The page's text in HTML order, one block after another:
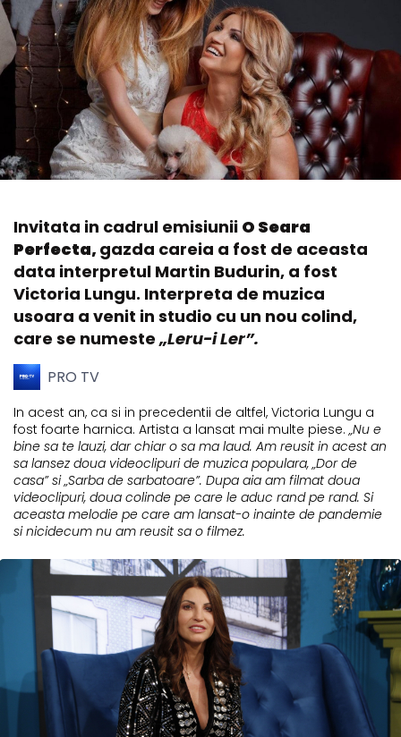
Invitata in cadrul emisiunii O Seara
Perfecta, gazda careia a fost de aceasta
data interpretul Martin Budurin, a fost
Victoria Lungu. Interpreta de muzica
usoara a venit in studio cu un nou colind,
care se numeste„Leru-i Ler”.
PRO TV
In acest an, ca si in precedentii de altfel, Victoria Lungu a
fost foarte harnica. Artista a lansat mai multe piese. „Nu e
bine sa te lauzi, dar chiar o sa ma laud. Am reusit in acest an
sa lansez doua videoclipuri de muzica populara, „Dor de
casa” si „Sarba de sarbatoare”. Dupa aia am filmat doua
videoclipuri, doua colinde pe care le aduc rand pe rand. Si
aceasta melodie pe care am lansat-o inainte de pandemie
si nicidecum nu am reusit sa o filmez.